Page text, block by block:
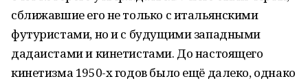
сближавшие его не только с итальянскими
футуристами, но и с будущими западными
дадаистами и кинетистами. До настоящего
кинетизма 1950-х годов было ещё далеко, однако